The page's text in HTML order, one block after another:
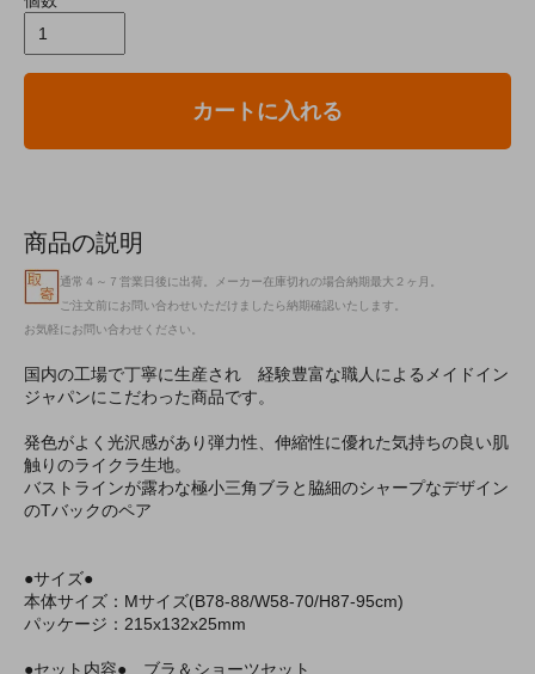
カートに入れる
商品の説明
通常４～７営業日後に出荷。メーカー在庫切れの場合納期最大２ヶ月。
ご注文前にお問い合わせいただけましたら納期確認いたします。
お気軽にお問い合わせください。
国内の工場で丁寧に生産され 経験豊富な職人によるメイドイン
ジャパンにこだわった商品です。
発色がよく光沢感があり弾力性、伸縮性に優れた気持ちの良い肌
触りのライクラ生地。
バストラインが露わな極小三角ブラと脇細のシャープなデザイン
のTバックのペア
●サイズ●
本体サイズ：Mサイズ(B78-88/W58-70/H87-95cm)
パッケージ：215x132x25mm
●セット内容● ブラ＆ショーツセット